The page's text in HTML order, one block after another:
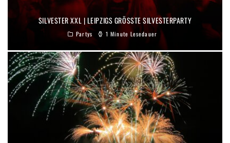
SILVESTER XXL | LEIPZIGS GRÖSSTE SILVESTERPARTY
Partys 1 Minute Lesedauer